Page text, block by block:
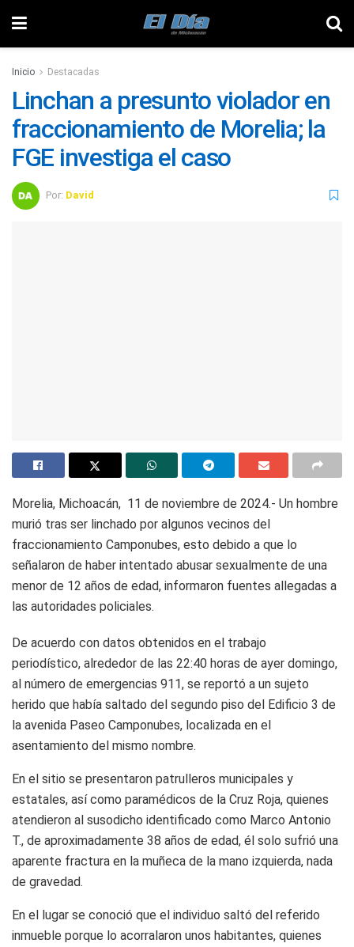
Inicio Destacadas
Linchan a presunto violador en
fraccionamiento de Morelia; la
FGE investiga el caso
Por: David
Morelia, Michoacán, 11 de noviembre de 2024.- Un hombre
murió tras ser linchado por algunos vecinos del
fraccionamiento Camponubes, esto debido a que lo
señalaron de haber intentado abusar sexualmente de una
menor de 12 años de edad, informaron fuentes allegadas a
las autoridades policiales.
De acuerdo con datos obtenidos en el trabajo
periodístico, alrededor de las 22:40 horas de ayer domingo,
al número de emergencias 911, se reportó a un sujeto
herido que había saltado del segundo piso del Edificio 3 de
la avenida Paseo Camponubes, localizada en el
asentamiento del mismo nombre.
En el sitio se presentaron patrulleros municipales y
estatales, así como paramédicos de la Cruz Roja, quienes
atendieron al susodicho identificado como Marco Antonio
T., de aproximadamente 38 años de edad, él solo sufrió una
aparente fractura en la muñeca de la mano izquierda, nada
de gravedad.
En el lugar se conoció que el individuo saltó del referido
inmueble porque lo acorralaron unos habitantes, quienes